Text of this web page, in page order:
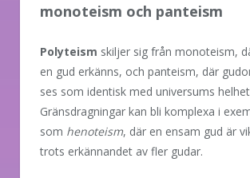
monoteism och panteism
Polyteism skiljer sig från monoteism,
en gud erkänns, och panteism, där
ses som identisk med universums
Gränsdragningar kan bli komplexa i
som henoteism, där en ensam gud är
trots erkännandet av fler gudar.